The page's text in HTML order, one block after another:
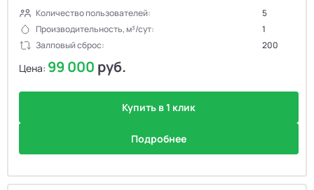
Количество пользователей:
5
Производительность, м³/сут:
1
Залповый сброс:
200
Цена: 99 000 руб.
Купить в 1 клик
Подробнее